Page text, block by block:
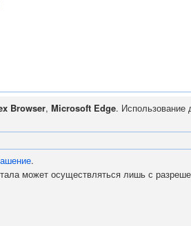
Browser, Microsoft Edge. Использование
.
может осуществляться лишь с